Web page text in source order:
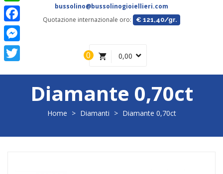
bussolino@bussolinogioiellieri.com
Quotazione internazionale oro:
€ 121,40/gr.
0,00
0
WhatsApp
Facebook
Messenger
Diamante 0,70ct
Home > Diamanti > Diamante 0,70ct